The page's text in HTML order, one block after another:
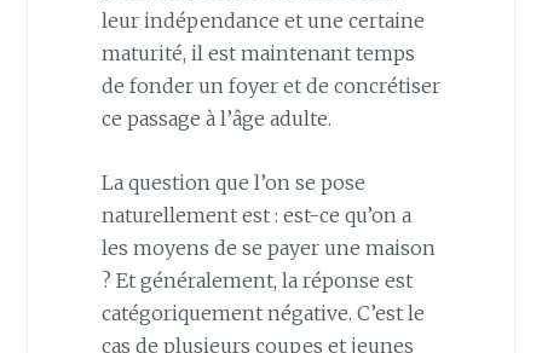
leur indépendance et une certaine
maturité, il est maintenant temps
de fonder un foyer et de concrétiser
ce passage à l’âge adulte.
La question que l’on se pose
naturellement est : est-ce qu’on a
les moyens de se payer une maison
? Et généralement, la réponse est
catégoriquement négative. C’est le
cas de plusieurs coupes et jeunes